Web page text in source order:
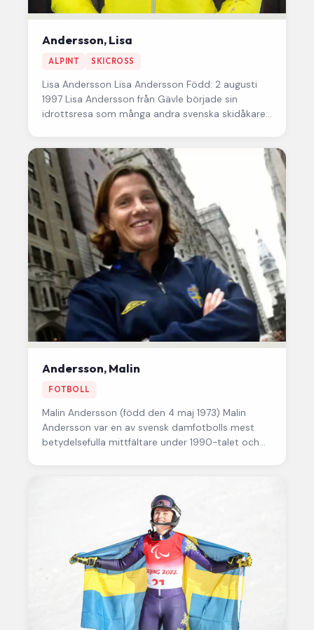
Andersson, Lisa
ALPINT SKICROSS
Lisa Andersson Lisa Andersson Född: 2 augusti
1997 Lisa Andersson från Gävle började sin
idrottsresa som många andra svenska skidåkare
Andersson, Malin
FOTBOLL
Malin Andersson (född den 4 maj 1973) Malin
Andersson var en av svensk damfotbolls mest
betydelsefulla mittfältare under 1990-talet och